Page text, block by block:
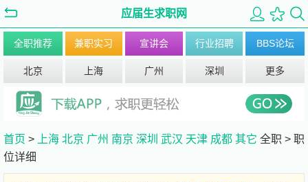
应届生求职网
全职推荐 兼职实习 宣讲会 行业招聘 BBS论坛
北京 上海 广州 深圳 更多
首页 > 上海 北京 广州 南京 深圳 武汉 天津 成都 其它 全职 > 职
位详细